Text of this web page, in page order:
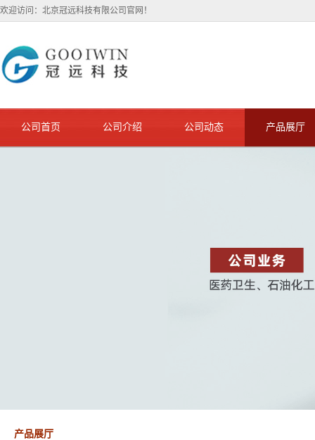
欢迎访问：北京冠远科技有限公司官网！
公司首页 公司介绍 公司动态 产品展厅
产品展厅